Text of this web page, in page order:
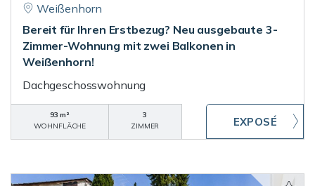
Weißenhorn
Bereit für Ihren Erstbezug? Neu ausgebaute 3-
Zimmer-Wohnung mit zwei Balkonen in
Weißenhorn!
Dachgeschosswohnung
93 m²
WOHNFLÄCHE
3
ZIMMER